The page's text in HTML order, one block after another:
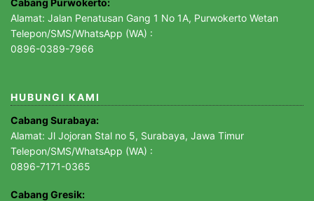
Alamat: Jalan Penatusan Gang 1 No 1A, Purwokerto Wetan
Telepon/SMS/WhatsApp (WA) :
0896-0389-7966
HUBUNGI KAMI
Cabang Surabaya:
Alamat: Jl Jojoran Stal no 5, Surabaya, Jawa Timur
Telepon/SMS/WhatsApp (WA) :
0896-7171-0365
Cabang Gresik: